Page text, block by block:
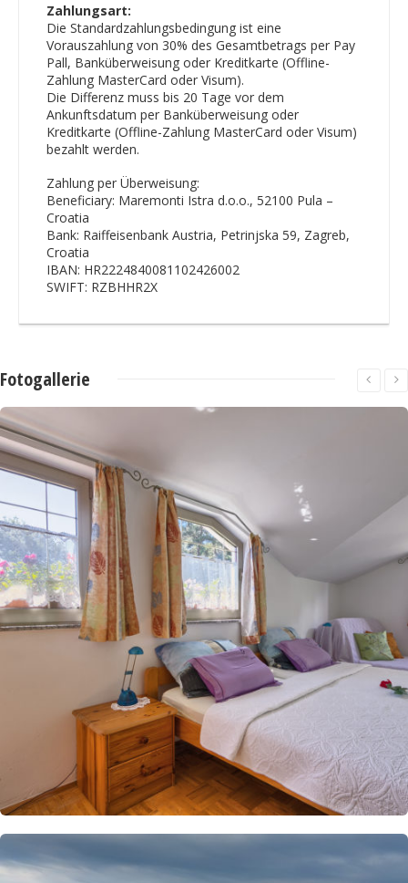
Zahlungsart:
Die Standardzahlungsbedingung ist eine
Vorauszahlung von 30% des Gesamtbetrags per Pay
Pall, Banküberweisung oder Kreditkarte (Offline-
Zahlung MasterCard oder Visum).
Die Differenz muss bis 20 Tage vor dem
Ankunftsdatum per Banküberweisung oder
Kreditkarte (Offline-Zahlung MasterCard oder Visum)
bezahlt werden.
Zahlung per Überweisung:
Beneficiary: Maremonti Istra d.o.o., 52100 Pula –
Croatia
Bank: Raiffeisenbank Austria, Petrinjska 59, Zagreb,
Croatia
IBAN: HR2224840081102426002
SWIFT: RZBHHR2X
Fotogallerie